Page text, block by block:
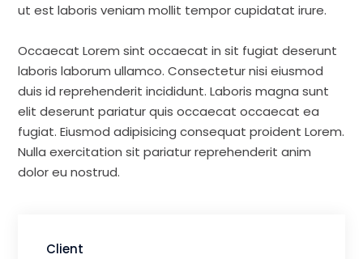
ut est laboris veniam mollit tempor cupidatat irure.
Occaecat Lorem sint occaecat in sit fugiat deserunt
laboris laborum ullamco. Consectetur nisi eiusmod
duis id reprehenderit incididunt. Laboris magna sunt
elit deserunt pariatur quis occaecat occaecat ea
fugiat. Eiusmod adipisicing consequat proident Lorem.
Nulla exercitation sit pariatur reprehenderit anim
dolor eu nostrud.
Client